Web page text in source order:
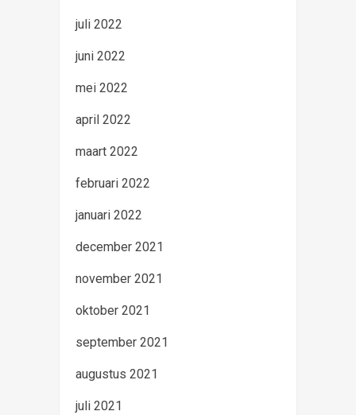
juli 2022
juni 2022
mei 2022
april 2022
maart 2022
februari 2022
januari 2022
december 2021
november 2021
oktober 2021
september 2021
augustus 2021
juli 2021